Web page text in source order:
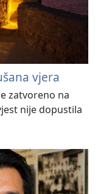
vjera
zatvoreno na
nije dopustila